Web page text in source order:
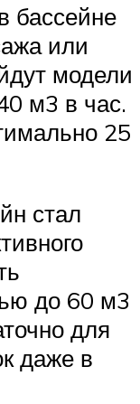
бассейне
или
модели
м3 в час.
25
стал
до 60 м3
для
даже в